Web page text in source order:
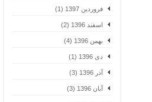
فروردین 1397 (1)
اسفند 1396 (2)
بهمن 1396 (4)
دی 1396 (1)
آذر 1396 (3)
آبان 1396 (3)